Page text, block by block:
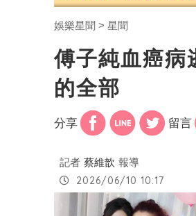
娛樂星聞 星聞
傅子純血癌病
的全部
分享 留言
記者 蔡維歆 報導
2026/06/10 10:17